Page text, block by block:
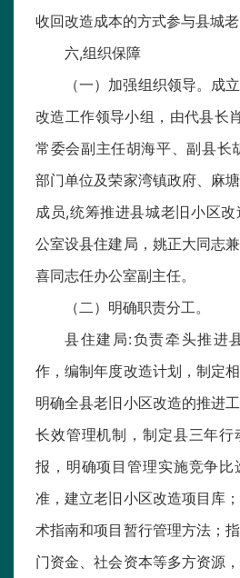
收回改造成本的方式参与县城老
六,组织保障
（一）加强组织领导。成
改造工作领导小组，由代县长
常委会副主任胡海平、副县长
部门单位及荣家湾镇政府、麻
成员,统筹推进县城老旧小区
公室设县住建局，姚正大同志
喜同志任办公室副主任。
（二）明确职责分工。
县住建局:负责牵头推进
作，编制年度改造计划，制定
明确全县老旧小区改造的推进
长效管理机制，制定县三年行
报，明确项目管理实施竞争
准，建立老旧小区改造项目库
术指南和项目暂行管理方法；
门资金、社会资本等多方资源